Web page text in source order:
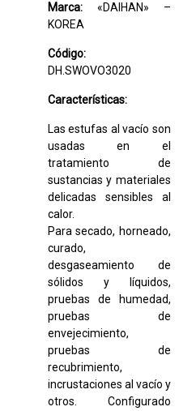
Marca:«DAIHAN» –
KOREA
Código:
DH.SWOVO3020
Características:
Las estufas al vacío son
usadas en el
tratamiento de
sustancias y materiales
delicadas sensibles al
calor.
Para secado, horneado,
curado,
desgaseamiento de
sólidos y líquidos,
pruebas de humedad,
pruebas de
envejecimiento,
pruebas de
recubrimiento,
incrustaciones al vacío y
otros. Configurado